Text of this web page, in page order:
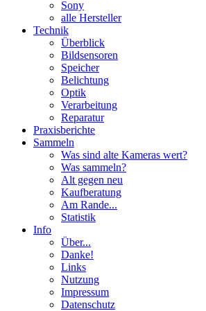
Sony
alle Hersteller
Technik
Überblick
Bildsensoren
Speicher
Belichtung
Optik
Verarbeitung
Reparatur
Praxisberichte
Sammeln
Was sind alte Kameras wert?
Was sammeln?
Alt gegen neu
Kaufberatung
Am Rande...
Statistik
Info
Über...
Danke!
Links
Nutzung
Impressum
Datenschutz